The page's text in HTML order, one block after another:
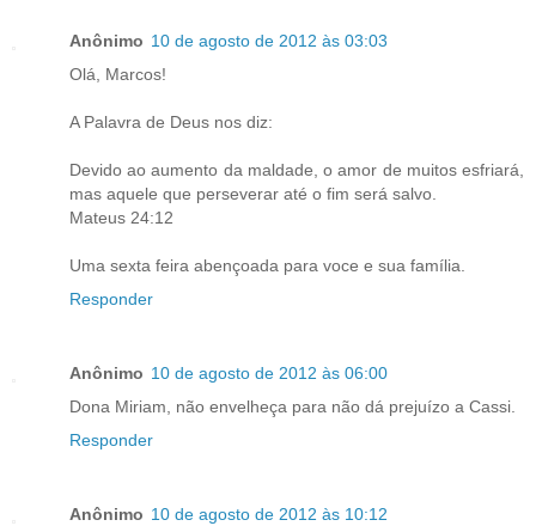
Anônimo 10 de agosto de 2012 às 03:03
Olá, Marcos!
A Palavra de Deus nos diz:
Devido ao aumento da maldade, o amor de muitos esfriará,
mas aquele que perseverar até o fim será salvo.
Mateus 24:12
Uma sexta feira abençoada para voce e sua família.
Responder
Anônimo 10 de agosto de 2012 às 06:00
Dona Miriam, não envelheça para não dá prejuízo a Cassi.
Responder
Anônimo 10 de agosto de 2012 às 10:12